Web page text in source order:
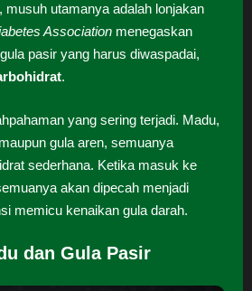
musuh utamanya adalah lonjakan
Association menegaskan
pasir yang harus diwaspadai,
.
yang sering terjadi. Madu,
gula aren, semuanya
sederhana. Ketika masuk ke
akan dipecah menjadi
memicu kenaikan gula darah.
dan Gula Pasir